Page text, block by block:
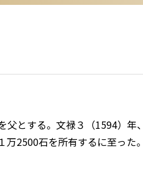
父とする。文禄３（1594）年
万2500石を所有するに至っ